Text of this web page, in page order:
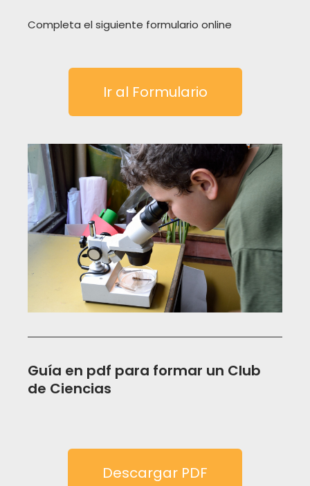
Completa el siguiente formulario online
Ir al Formulario
Guía en pdf para formar un Club
de Ciencias
Descargar PDF